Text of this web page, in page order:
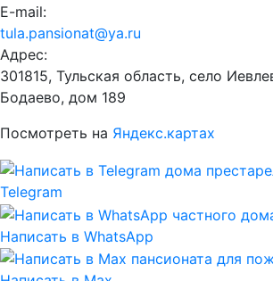
E-mail:
tula.pansionat@ya.ru
Адрес:
301815, Тульская область, село
Бодаево, дом 189
Посмотреть на Яндекс.картах
Telegram
Написать в WhatsApp